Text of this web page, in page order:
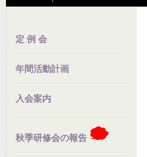
定 例 会
年間活動計画
入会案内
秋季研修会の報告